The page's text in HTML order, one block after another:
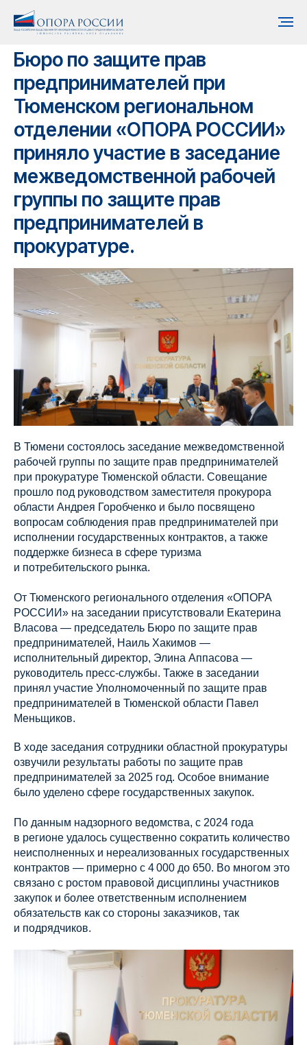
Бюро по защите прав
предпринимателей при
Тюменском региональном
отделении «ОПОРА РОССИИ»
приняло участие в заседание
межведомственной рабочей
группы по защите прав
предпринимателей в
прокуратуре.
В Тюмени состоялось заседание межведомственной
рабочей группы по защите прав предпринимателей
при прокуратуре Тюменской области. Совещание
прошло под руководством заместителя прокурора
области Андрея Горобченко и было посвящено
вопросам соблюдения прав предпринимателей при
исполнении государственных контрактов, а также
поддержке бизнеса в сфере туризма
и потребительского рынка.
От Тюменского регионального отделения «ОПОРА
РОССИИ» на заседании присутствовали Екатерина
Власова — председатель Бюро по защите прав
предпринимателей, Наиль Хакимов —
исполнительный директор, Элина Аппасова —
руководитель пресс-службы. Также в заседании
принял участие Уполномоченный по защите прав
предпринимателей в Тюменской области Павел
Меньщиков.
В ходе заседания сотрудники областной прокуратуры
озвучили результаты работы по защите прав
предпринимателей за 2025 год. Особое внимание
было уделено сфере государственных закупок.
По данным надзорного ведомства, с 2024 года
в регионе удалось существенно сократить количество
неисполненных и нереализованных государственных
контрактов — примерно с 4 000 до 650. Во многом это
связано с ростом правовой дисциплины участников
закупок и более ответственным исполнением
обязательств как со стороны заказчиков, так
и подрядчиков.